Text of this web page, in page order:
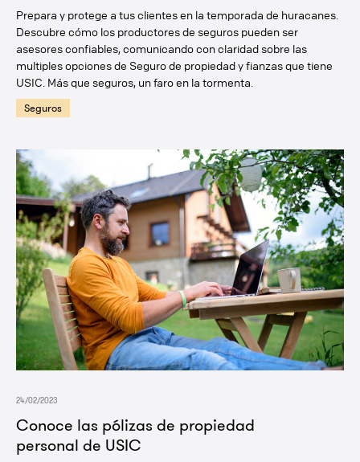
Prepara y protege a tus clientes en la temporada de huracanes.
Descubre cómo los productores de seguros pueden ser
asesores confiables, comunicando con claridad sobre las
multiples opciones de Seguro de propiedad y fianzas que tiene
USIC. Más que seguros, un faro en la tormenta.
Seguros
Conoce las pólizas de propiedad
personal de USIC
24/02/2023